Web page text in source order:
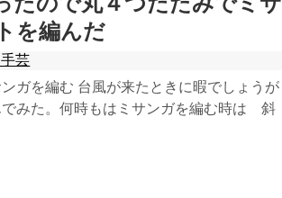
を編んだ
芸
ガを編む 台風が来たときに暇でしょうが
みた。何時もはミサンガを編む時は 斜